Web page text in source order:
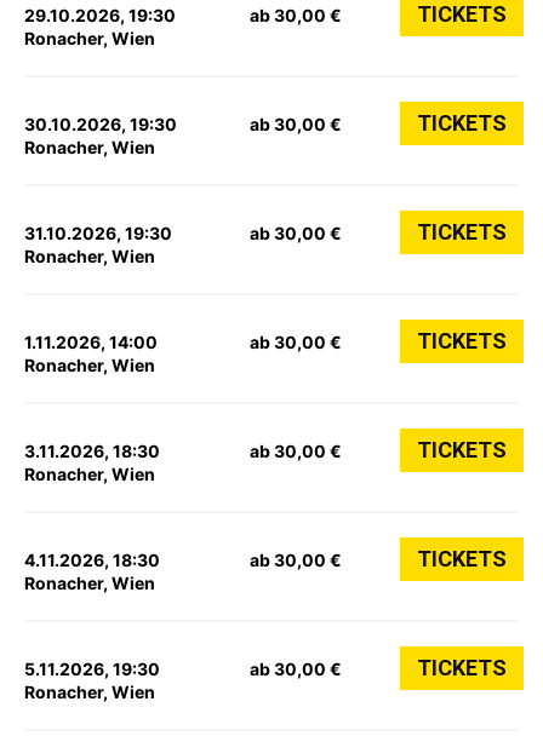
29.10.2026, 19:30
Ronacher, Wien
ab 30,00 € TICKETS
30.10.2026, 19:30
Ronacher, Wien
ab 30,00 € TICKETS
31.10.2026, 19:30
Ronacher, Wien
ab 30,00 € TICKETS
1.11.2026, 14:00
Ronacher, Wien
ab 30,00 € TICKETS
3.11.2026, 18:30
Ronacher, Wien
ab 30,00 € TICKETS
4.11.2026, 18:30
Ronacher, Wien
ab 30,00 € TICKETS
5.11.2026, 19:30
Ronacher, Wien
ab 30,00 € TICKETS